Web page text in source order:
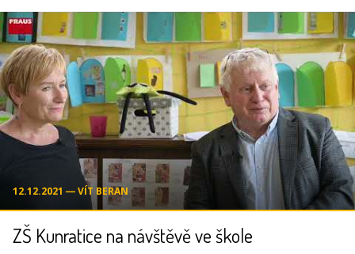
12.12.2021 ― VÍT BERAN
ZŠ Kunratice na návštěvě ve škole